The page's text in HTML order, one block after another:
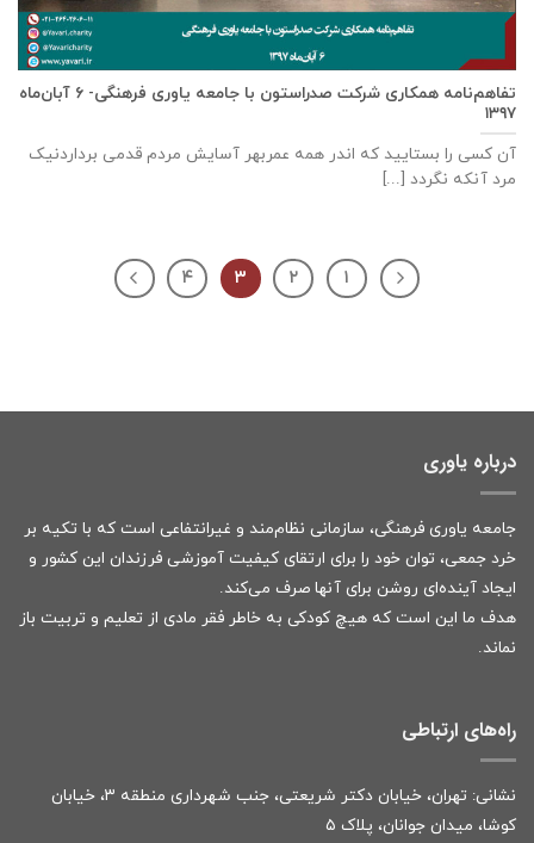
تفاهم‌نامه همکاری شرکت صدراستون با جامعه یاوری فرهنگی- ۶ آبان‌ماه
۱۳۹۷
آن کسی را بستایید که اندر همه عمربهر آسایش مردم قدمی برداردنیک
مرد آنکه نگردد [...]
۱ ۲ ۳ ۴
درباره یاوری
جامعه یاوری فرهنگی، سازمانی نظام‌مند و غیرانتفاعی است که با تکیه بر
خرد جمعی، توان خود را برای ارتقای کیفیت آموزشی فرزندان این کشور و
ایجاد آینده‌ای روشن برای آنها صرف می‌کند.
هدف ما این است که هیچ کودکی به خاطر فقر مادی از تعلیم و تربیت باز
نماند.
راه‌های ارتباطی
نشانی: تهران، خیابان دکتر شریعتی، جنب شهرداری منطقه ۳، خیابان
کوشا، میدان جوانان، پلاک ۵